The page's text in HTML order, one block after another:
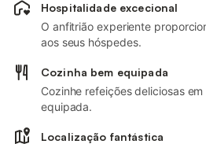
Hospitalidade excecional
O anfitrião experiente
aos seus hóspedes.
Cozinha bem equipada
Cozinhe refeições deliciosas
equipada.
Localização fantástica